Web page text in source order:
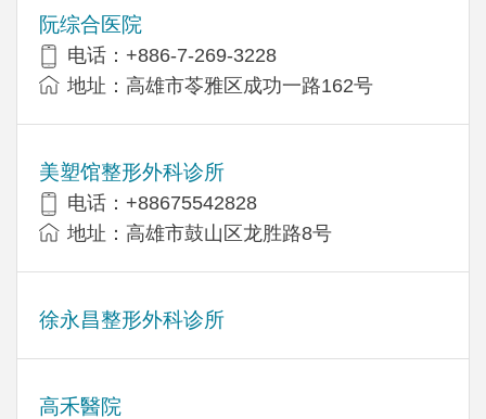
阮综合医院
电话：+886-7-269-3228
地址：高雄市苓雅区成功一路162号
美塑馆整形外科诊所
电话：+88675542828
地址：高雄市鼓山区龙胜路8号
徐永昌整形外科诊所
高禾醫院